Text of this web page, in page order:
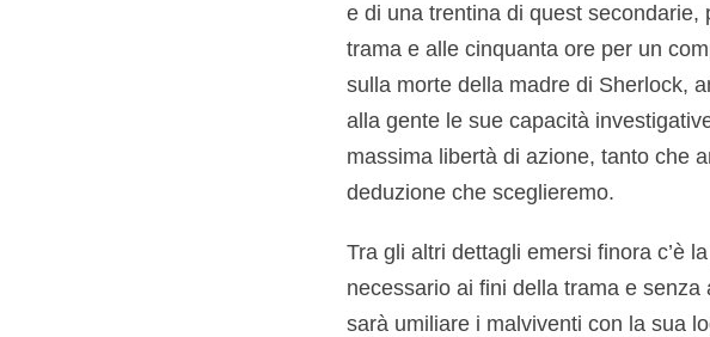
e di una trentina di quest
trama e alle cinquanta ore per un
sulla morte della madre di Sherlock,
alla gente le sue capacità
massima libertà di azione, tanto che
deduzione che sceglieremo.
Tra gli altri dettagli emersi finora c’è
necessario ai fini della trama e
sarà umiliare i malviventi con la sua